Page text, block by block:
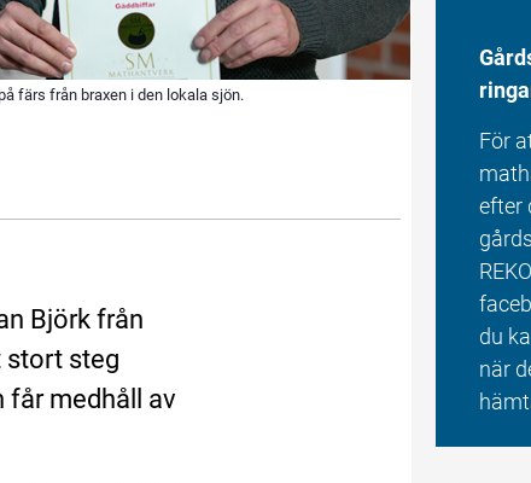
färs från braxen i den lokala sjön.
Björk från
stort steg
får medhåll av
För
efter
du
när